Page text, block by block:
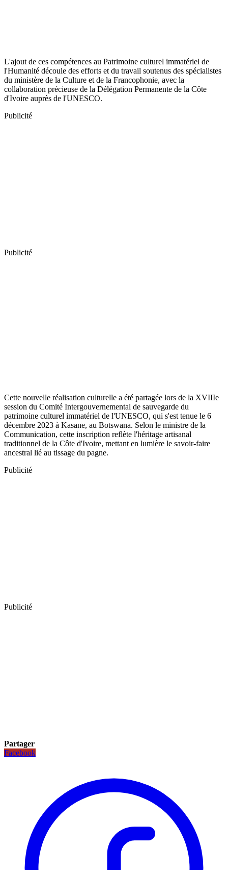
L'ajout de ces compétences au Patrimoine culturel immatériel de
l'Humanité découle des efforts et du travail soutenus des spécialistes
du ministère de la Culture et de la Francophonie, avec la
collaboration précieuse de la Délégation Permanente de la Côte
d'Ivoire auprès de l'UNESCO.
Publicité
Publicité
Cette nouvelle réalisation culturelle a été partagée lors de la XVIIIe
session du Comité Intergouvernemental de sauvegarde du
patrimoine culturel immatériel de l'UNESCO, qui s'est tenue le 6
décembre 2023 à Kasane, au Botswana. Selon le ministre de la
Communication, cette inscription reflète l'héritage artisanal
traditionnel de la Côte d'Ivoire, mettant en lumière le savoir-faire
ancestral lié au tissage du pagne.
Publicité
Publicité
Partager
Facebook